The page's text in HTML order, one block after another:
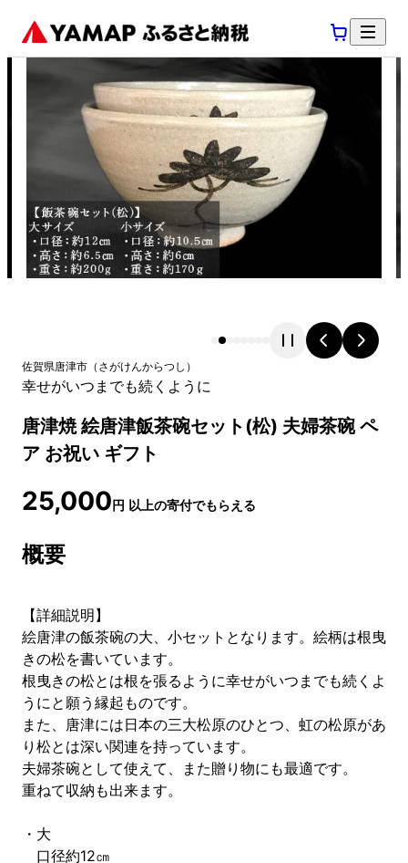
佐賀県唐津市 （ さがけんからつし ）
幸せがいつまでも続くように
唐津焼 絵唐津飯茶碗セット(松) 夫婦茶碗 ペ
ア お祝い ギフト
25,000円 以上の寄付でもらえる
概要
【詳細説明】
絵唐津の飯茶碗の大、小セットとなります。絵柄は根曳
きの松を書いています。
根曳きの松とは根を張るように幸せがいつまでも続くよ
うにと願う縁起ものです。
また、唐津には日本の三大松原のひとつ、虹の松原があ
り松とは深い関連を持っています。
夫婦茶碗として使えて、また贈り物にも最適です。
重ねて収納も出来ます。
・大
口径約12㎝